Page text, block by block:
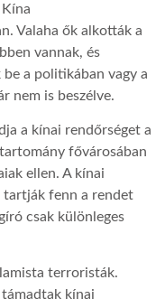
Valaha ők alkották a
vannak, és
a politikában vagy a
nem is beszélve.
a kínai rendőrséget a
fővárosában
ellen. A kínai
tartják fenn a rendet
csak különleges
terroristák.
kínai